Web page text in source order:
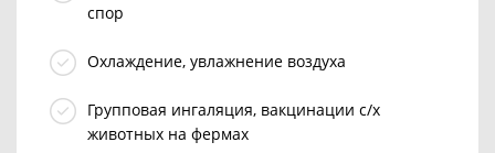
спор
Охлаждение, увлажнение воздуха
Групповая ингаляция, вакцинации с/х
животных на фермах